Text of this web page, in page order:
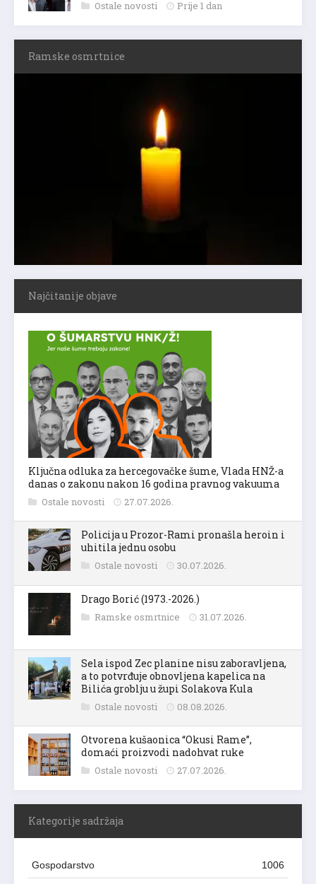
Ostale novosti Prije 1 dan
Ramske osmrtnice
Najčitanije objave
Ključna odluka za hercegovačke šume, Vlada HNŽ-a
danas o zakonu nakon 16 godina pravnog vakuuma
Ostale novosti 27.07.2026.
Policija u Prozor-Rami pronašla heroin i
uhitila jednu osobu
Ostale novosti 30.07.2026.
Drago Borić (1973.-2026.)
Ramske osmrtnice 31.07.2026.
Sela ispod Zec planine nisu zaboravljena,
a to potvrđuje obnovljena kapelica na
Bilića groblju u župi Solakova Kula
Ostale novosti 08.08.2026.
Otvorena kušaonica “Okusi Rame”,
domaći proizvodi nadohvat ruke
Ostale novosti 27.07.2026.
Kategorije sadržaja
Gospodarstvo 1006